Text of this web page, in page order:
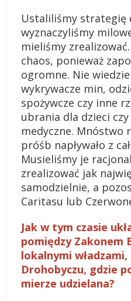
Ustaliliśmy strategię
wyznaczyliśmy
mieliśmy
chaos, ponieważ
ogromne. Nie
wykrywacze min,
spożywcze czy inne
ubrania dla dzieci
medyczne. Mnóstwo
próśb napływało z
Musieliśmy je
zrealizować jak
samodzielnie, a
Caritasu lub
Jak w tym czasie
pomiędzy Zakonem
lokalnymi władzami,
Drohobyczu, gdzie
mierze udzielana?